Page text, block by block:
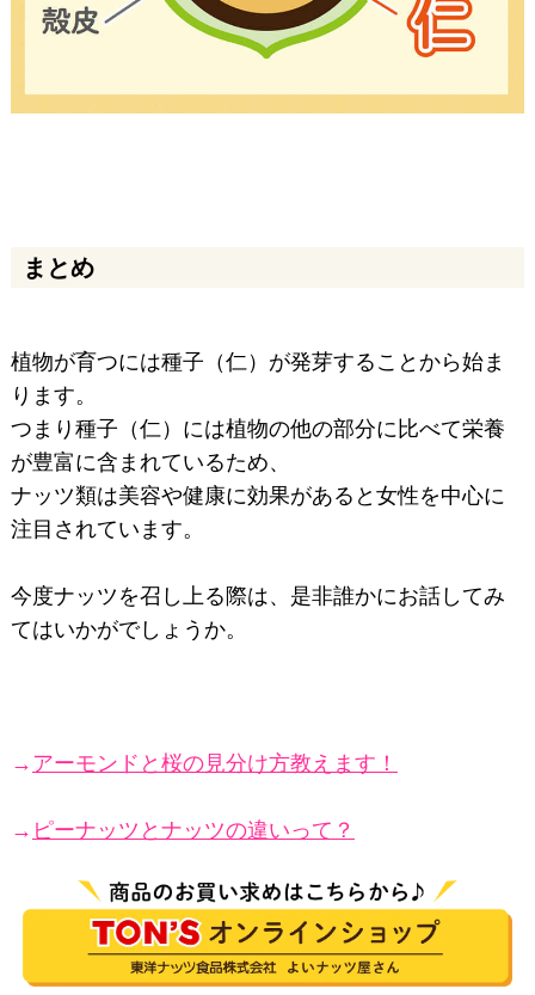
まとめ
植物が育つには種子（仁）が発芽することから始ま
ります。
つまり種子（仁）には植物の他の部分に比べて栄養
が豊富に含まれているため、
ナッツ類は美容や健康に効果があると女性を中心に
注目されています。
今度ナッツを召し上る際は、是非誰かにお話してみ
てはいかがでしょうか。
→ アーモンドと桜の見分け方教えます！
→ ピーナッツとナッツの違いって？